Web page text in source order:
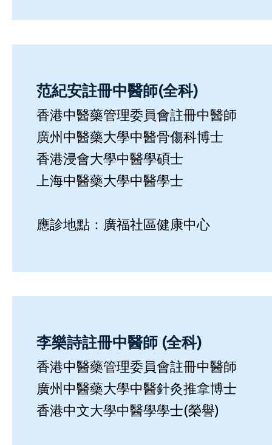
范紀安註冊中醫師(全科)
香港中醫藥管理委員會註冊中醫師
廣州中醫藥大學中醫骨傷科博士
香港浸會大學中醫學碩士
上海中醫藥大學中醫學士
應診地點：廣福社區健康中心
李樂詩註冊中醫師 (全科)
香港中醫藥管理委員會註冊中醫師
廣州中醫藥大學中醫針灸推拿博士
香港中文大學中醫學學士(榮譽)